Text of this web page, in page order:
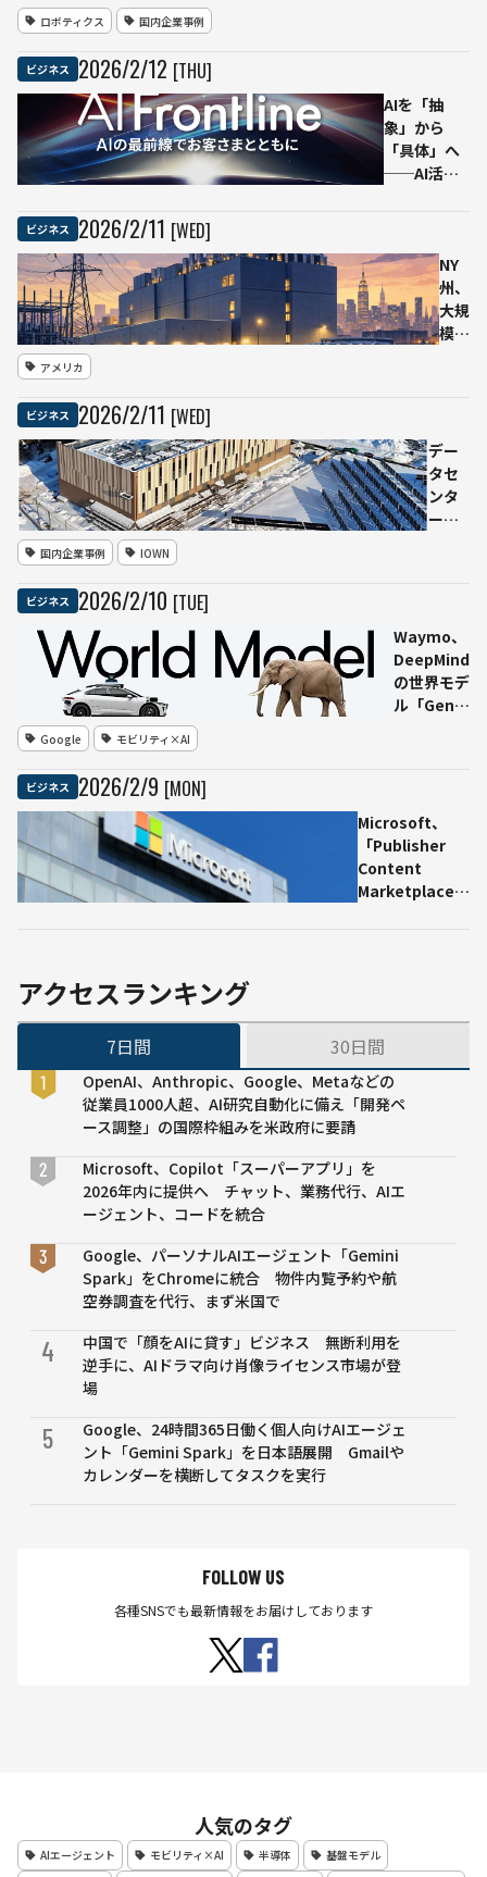
導入 人
間不可能
な超高速
カメラワ
ロボティクス 国内企業事例
ビジネス 2026/2/12 [THU]
AIを「抽
象」から
「具体」へ
──AI活用
イベント
「SB C&S
AI
Frontline」
ビジネス 2026/2/11 [WED]
NY
州、
大規
模デ
を
「一
時停
止」
のモ
ラト
リア
ム法
アメリカ
ビジネス 2026/2/11 [WED]
デー
タセ
ンタ
ーに
──
石狩
と大
手町
東急
不動
生成
築
国内企業事例 IOWN
ビジネス 2026/2/10 [TUE]
Waymo、
DeepMind
の世界モデ
ル「Genie
ション
「Waymo
World
Model」を
Google モビリティ×AI
ビジネス 2026/2/9 [MON]
Microsoft、
「Publisher
Content
Marketplace」
得る
アクセスランキング
7日間 30日間
OpenAI、Anthropic、Google、Metaなどの
従業員1000人超、AI研究自動化に備え「開発ペ
ース調整」の国際枠組みを米政府に要請
Microsoft、Copilot「スーパーアプリ」を
2026年内に提供へ チャット、業務代行、AIエ
ージェント、コードを統合
Google、パーソナルAIエージェント「Gemini
Spark」をChromeに統合 物件内覧予約や航
空券調査を代行、まず米国で
4
中国で「顔をAIに貸す」ビジネス 無断利用を
逆手に、AIドラマ向け肖像ライセンス市場が登
場
5
Google、24時間365日働く個人向けAIエージェ
ント「Gemini Spark」を日本語展開 Gmailや
カレンダーを横断してタスクを実行
FOLLOW US
各種SNSでも最新情報をお届けしております
人気のタグ
AIエージェント モビリティ×AI 半導体 基盤モデル